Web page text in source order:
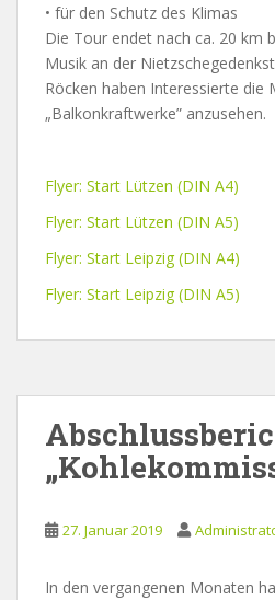
• für den Schutz des Klimas
Die Tour endet nach ca. 20 km
Musik an der
Röcken haben Interessierte die
„Balkonkraftwerke” anzusehen.
Flyer: Start Lützen (DIN A4)
Flyer: Start Lützen (DIN A5)
Flyer: Start Leipzig (DIN A4)
Flyer: Start Leipzig (DIN A5)
27. Januar 2019
In den vergangenen Monaten